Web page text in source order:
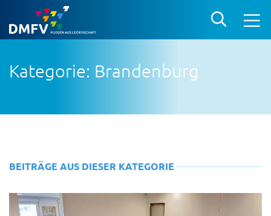
Kategorie: Brandenburg
BEITRÄGE AUS DIESER KATEGORIE